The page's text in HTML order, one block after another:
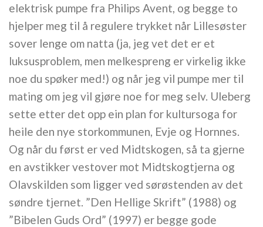
elektrisk pumpe fra Philips Avent, og begge to
hjelper meg til å regulere trykket når Lillesøster
sover lenge om natta (ja, jeg vet det er et
luksusproblem, men melkespreng er virkelig ikke
noe du spøker med!) og når jeg vil pumpe mer til
mating om jeg vil gjøre noe for meg selv. Uleberg
sette etter det opp ein plan for kultursoga for
heile den nye storkommunen, Evje og Hornnes.
Og når du først er ved Midtskogen, så ta gjerne
en avstikker vestover mot Midtskogtjerna og
Olavskilden som ligger ved sørøstenden av det
søndre tjernet. ”Den Hellige Skrift” (1988) og
”Bibelen Guds Ord” (1997) er begge gode